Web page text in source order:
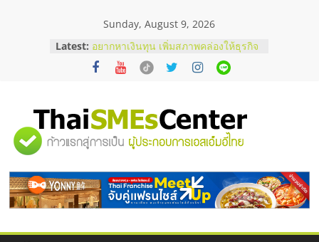
Sunday, August 9, 2026
Latest: บริษัท Cybersecurity ในไทยที่ไหนดี?
วิธีเลือกผู้ให้บริการให้คุ้มค่าและตอบ
โจทย์ธุรกิจ
สัมมนาออนไลน์ โอกาสบริหารสถานี
บริการน้ำมัน Shell
สัมมนาลงทุน แฟรนไชส์ยอนนี่
ไชส์ ครั้งที่ 8
ร้านเครื่องเสียงคุณภาพสูง พร้อม
โซลูชันระบบภาพและเสียง
"ศูนย์
รวม
ข้อมูล